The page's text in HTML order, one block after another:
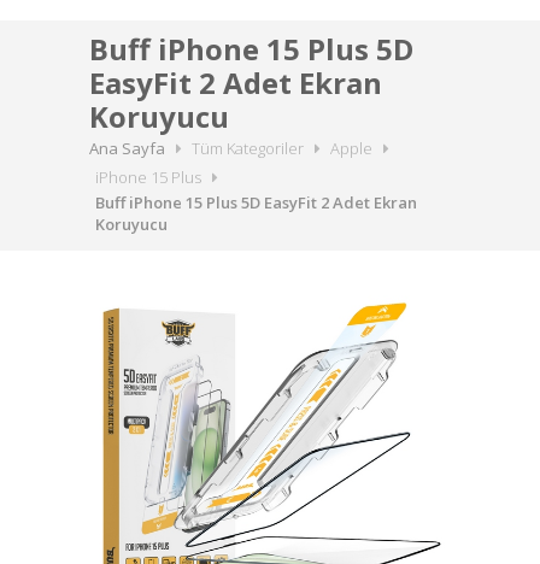
Buff iPhone 15 Plus 5D
EasyFit 2 Adet Ekran
Koruyucu
Ana Sayfa Tüm Kategoriler
Apple
iPhone 15 Plus
Buff iPhone 15 Plus 5D EasyFit 2 Adet Ekran
Koruyucu